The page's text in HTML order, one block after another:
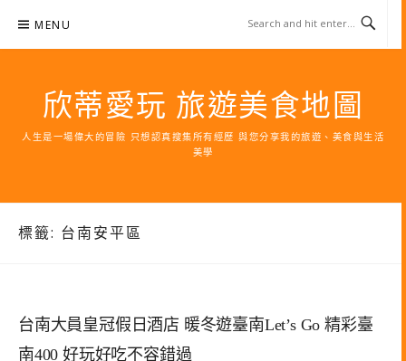
content
MENU
欣蒂愛玩 旅遊美食地圖
人生是一場偉大的冒險 只想認真搜集所有經歷 與您分享我的旅遊、美食與生活
美學
標籤: 台南安平區
台南大員皇冠假日酒店 暖冬遊臺南Let’s Go 精彩臺
南400 好玩好吃不容錯過